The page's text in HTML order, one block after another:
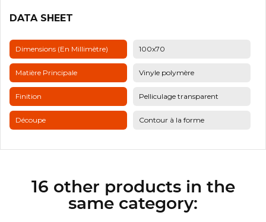
DATA SHEET
Dimensions (en Millimètre) 100x70
Matière Principale Vinyle polymère
Finition Pelliculage transparent
Découpe Contour à la forme
16 other products in the
same category: